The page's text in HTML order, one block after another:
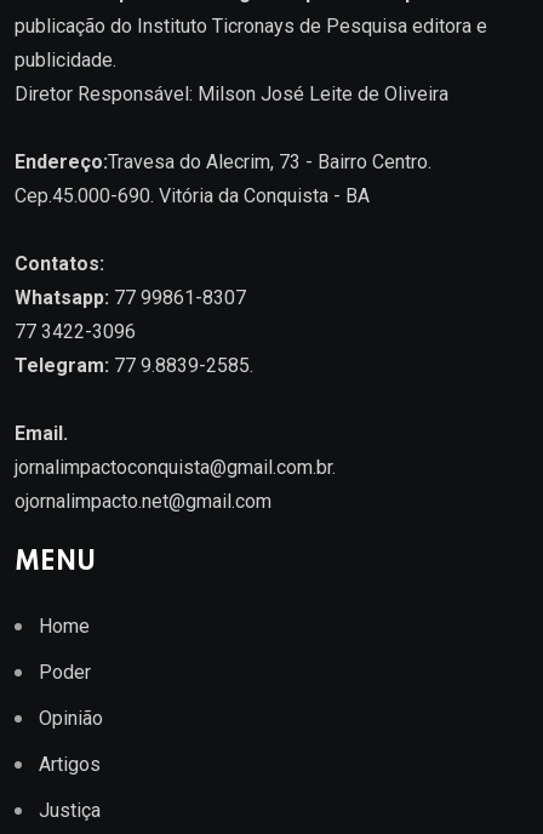
publicação do Instituto Ticronays de Pesquisa editora e
publicidade.
Diretor Responsável: Milson José Leite de Oliveira
Endereço:Travesa do Alecrim, 73 - Bairro Centro.
Cep.45.000-690. Vitória da Conquista - BA
Contatos:
Whatsapp: 77 99861-8307
77 3422-3096
Telegram: 77 9.8839-2585.
Email.
jornalimpactoconquista@gmail.com.br.
ojornalimpacto.net@gmail.com
MENU
Home
Poder
Opinião
Artigos
Justiça